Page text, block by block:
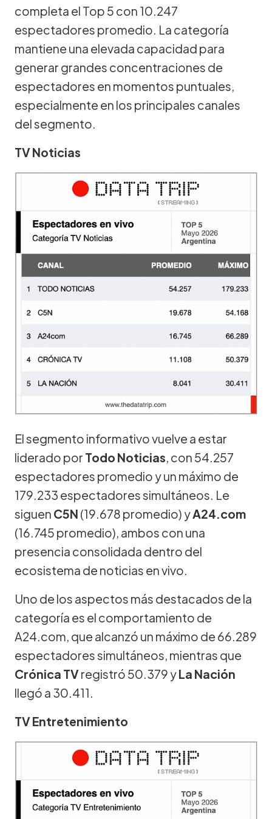
completa el Top 5 con 10.247
espectadores promedio. La categoría
mantiene una elevada capacidad para
generar grandes concentraciones de
espectadores en momentos puntuales,
especialmente en los principales canales
del segmento.
TV Noticias
El segmento informativo vuelve a estar
liderado por Todo Noticias, con 54.257
espectadores promedio y un máximo de
179.233 espectadores simultáneos. Le
siguen C5N (19.678 promedio) yA24.com
(16.745 promedio), ambos con una
presencia consolidada dentro del
ecosistema de noticias en vivo.
Uno de los aspectos más destacados de la
categoría es el comportamiento de
A24.com, que alcanzó un máximo de 66.289
espectadores simultáneos, mientras que
Crónica TVregistró 50.379 yLa Nación
llegó a 30.411.
TV Entretenimiento